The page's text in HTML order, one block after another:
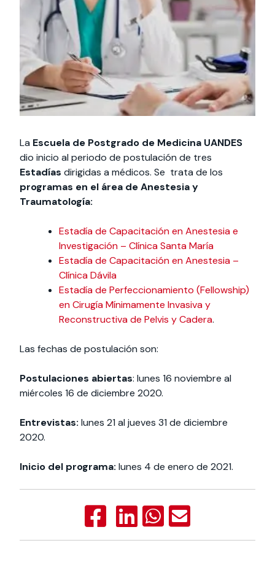
cursos
Especialidades y
Te puede
interesar:
International
students
Facultades
interesar:
2025
vinculación con la
sociedad
Extensión Cultural
Te puede interesar:Filantropía y Donaciones
intercambio
Servicios y apoyos
Te puede
interesar:
Explora el campus
Uandes
Noticias
estudiantiles
La Escuela de Postgrado de Medicina UANDES
dio inicio al periodo de postulación de tres
Estadías dirigidas a médicos. Se trata de los
programas en el área de Anestesia y
Traumatología:
Estadía de Capacitación en Anestesia e
Investigación – Clínica Santa María
Estadía de Capacitación en Anestesia –
Clínica Dávila
Estadía de Perfeccionamiento (Fellowship)
en Cirugía Mínimamente Invasiva y
Reconstructiva de Pelvis y Cadera.
Las fechas de postulación son:
Postulaciones abiertas: lunes 16 noviembre al
miércoles 16 de diciembre 2020.
Entrevistas: lunes 21 al jueves 31 de diciembre
2020.
Inicio del programa: lunes 4 de enero de 2021.